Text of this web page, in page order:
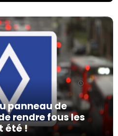
panneau de
rendre fous les
été !
29/04/24